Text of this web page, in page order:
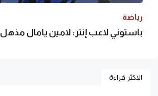
رياضة
باستوني لاعب إنتر: لامين يامال مذهل
الاكثر قراءة